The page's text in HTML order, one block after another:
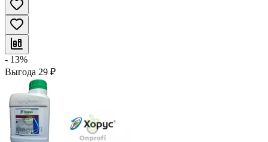
- 13%
Выгода 29 ₽